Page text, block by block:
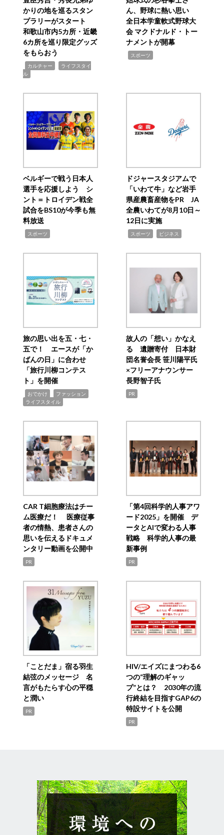
かりの地を巡るスタン
プラリーがスタート
和歌山市内5カ所・近畿
6カ所を巡り限定グッズ
をもらおう
カルチャー
ライフスタイ
ル
ん、野球に熱い思い
全日本学童軟式野球大
会 マクドナルド・トー
ナメントが開幕
スポーツ
ベルギーで戦う日本人
選手を応援しよう シ
ント＝トロイデン戦全
試合をBS10が今季も無
料放送
スポーツ
ドジャースタジアムで
「いわて牛」など岩手
県産農畜産物をPR JA
全農いわてが8月10日～
12日に実施
スポーツ ビジネス
旅の思い出を五・七・
五で！ エースが「か
ばんの日」に合わせ
「旅行川柳コンテス
ト」を開催
おでかけ ファッション
ライフスタイル
故人の「想い」かなえ
る 遺贈寄付 日本財
団名誉会長 笹川陽平氏
×フリーアナウンサー
長野智子氏
PR
CAR T細胞療法はチー
ム医療だ！ 医療従事
者の情熱、患者さんの
思いを伝えるドキュメ
ンタリー動画を公開中
PR
「第4回科学的人事アワ
ード2025」を開催 デ
ータとAIで変わる人事
戦略 科学的人事の最
新事例
PR
「ことだま」宿る羽生
結弦のメッセージ 名
言がもたらす心の平穏
と潤い
PR
HIV/エイズにまつわる6
つの“理解のギャッ
プ”とは？ 2030年の流
行終結を目指すGAP6の
特設サイトを公開
PR